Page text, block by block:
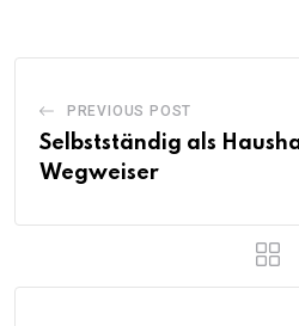
PREVIOUS POST
Selbstständig als
Wegweiser